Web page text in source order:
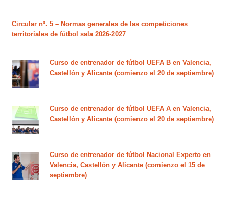
Circular nº. 5 – Normas generales de las competiciones
territoriales de fútbol sala 2026-2027
Curso de entrenador de fútbol UEFA B en Valencia,
Castellón y Alicante (comienzo el 20 de septiembre)
Curso de entrenador de fútbol UEFA A en Valencia,
Castellón y Alicante (comienzo el 20 de septiembre)
Curso de entrenador de fútbol Nacional Experto en
Valencia, Castellón y Alicante (comienzo el 15 de
septiembre)